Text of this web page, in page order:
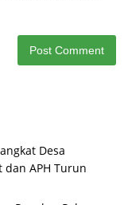
Desa
dan APH Turun